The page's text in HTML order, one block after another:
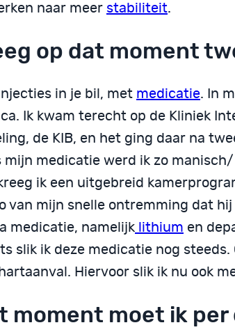
naar meer stabiliteit.
op dat moment
in je bil, met medicatie. In
Ik kwam terecht op de Kliniek
de KIB, en het ging daar na
mijn medicatie werd ik zo
ik een uitgebreid
van mijn snelle ontremming dat
medicatie, namelijk lithium en
slik ik deze medicatie nog steeds.
Hiervoor slik ik nu ook
moment moet ik per